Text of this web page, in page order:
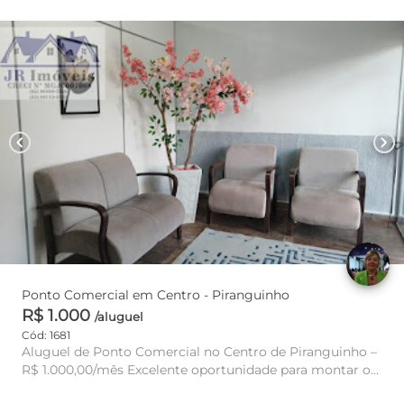
chevron_left chevron_right
Ponto Comercial em Centro - Piranguinho
R$ 1.000 /aluguel
Cód: 1681
Aluguel de Ponto Comercial no Centro de Piranguinho –
R$ 1.000,00/mês Excelente oportunidade para montar ou